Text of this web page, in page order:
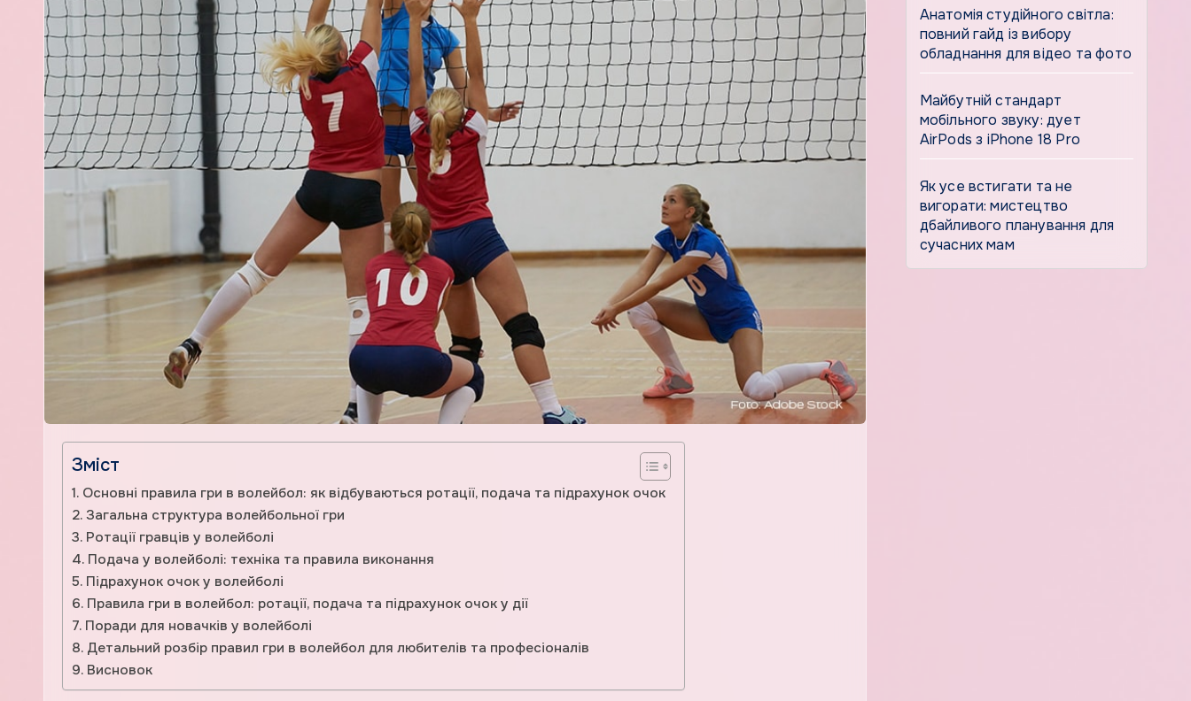
Зміст
Основні правила гри в волейбол: як відбуваються ротації, подача та підрахунок очок
Загальна структура волейбольної гри
Ротації гравців у волейболі
Подача у волейболі: техніка та правила виконання
Підрахунок очок у волейболі
Правила гри в волейбол: ротації, подача та підрахунок очок у дії
Поради для новачків у волейболі
Детальний розбір правил гри в волейбол для любителів та професіоналів
Висновок
Анатомія студійного світла:
повний гайд із вибору
обладнання для відео та фото
Майбутній стандарт
мобільного звуку: дует
AirPods з iPhone 18 Pro
Як усе встигати та не
вигорати: мистецтво
дбайливого планування для
сучасних мам